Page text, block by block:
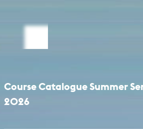
Course Catalogue Summer
2026